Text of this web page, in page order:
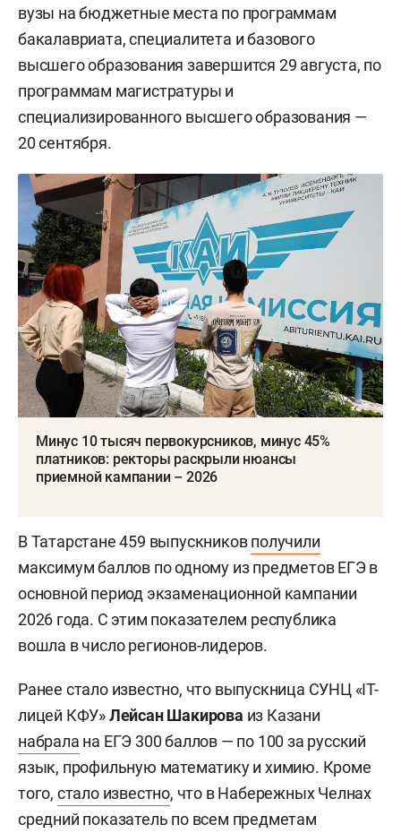
вузы на бюджетные места по программам
бакалавриата, специалитета и базового
высшего образования завершится 29 августа, по
программам магистратуры и
специализированного высшего образования —
20 сентября.
Минус 10 тысяч первокурсников, минус 45%
платников: ректоры раскрыли нюансы
приемной кампании – 2026
В Татарстане 459 выпускниковполучили
максимум баллов по одному из предметов ЕГЭ в
основной период экзаменационной кампании
2026 года. С этим показателем республика
вошла в число регионов-лидеров.
Ранее стало известно, что выпускница СУНЦ «IT-
лицей КФУ»Лейсан Шакирова из Казани
набрала на ЕГЭ 300 баллов — по 100 за русский
язык, профильную математику и химию. Кроме
того, стало известно, что в Набережных Челнах
средний показатель по всем предметам